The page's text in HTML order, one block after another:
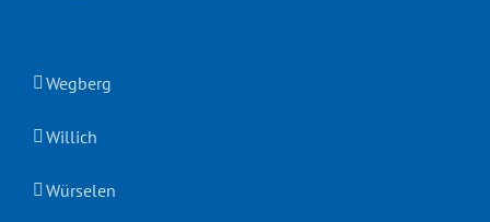
Wegberg
Willich
Würselen